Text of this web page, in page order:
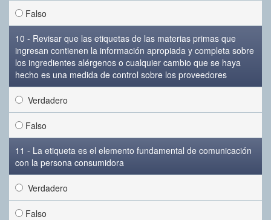
Falso
10 - Revisar que las etiquetas de las materias primas que
ingresan contienen la información apropiada y completa sobre
los ingredientes alérgenos o cualquier cambio que se haya
hecho es una medida de control sobre los proveedores
Verdadero
Falso
11 - La etiqueta es el elemento fundamental de comunicación
con la persona consumidora
Verdadero
Falso